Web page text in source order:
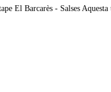
El Barcarès - Salses